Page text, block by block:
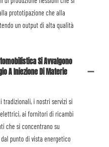
prototipazione che alla
un output di alta qualità
Si Avvalgono
A Iniezione Di Materie
i nostri servizi si
ai fornitori di ricambi
che si concentrano su
punto di vista energetico